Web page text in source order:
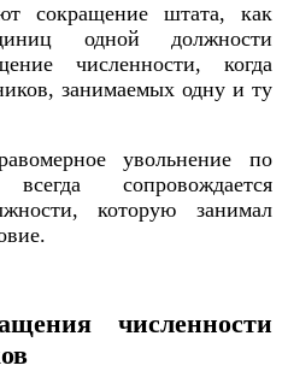
сокращение штата, как
одной должности
численности, когда
занимаемых одну и ту
увольнение по
сопровождается
которую занимал
численности